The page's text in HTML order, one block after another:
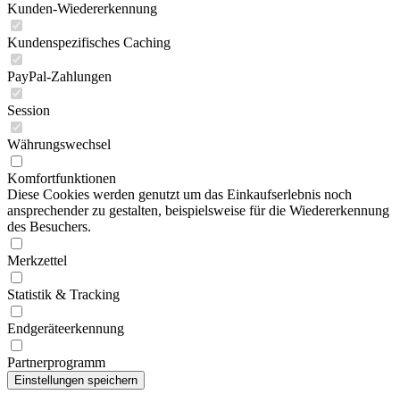
Kunden-Wiedererkennung
Kundenspezifisches Caching
PayPal-Zahlungen
Session
Währungswechsel
Komfortfunktionen
Diese Cookies werden genutzt um das Einkaufserlebnis noch
ansprechender zu gestalten, beispielsweise für die Wiedererkennung
des Besuchers.
Merkzettel
Statistik & Tracking
Endgeräteerkennung
Partnerprogramm